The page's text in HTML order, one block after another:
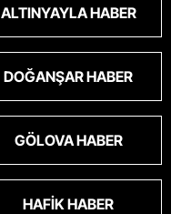
ALTINYAYLA HABER
DOĞANŞAR HABER
GÖLOVA HABER
HAFIK HABER